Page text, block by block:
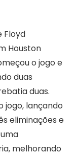
Floyd
Houston
o jogo e
duas
duas.
jogo, lançando
eliminações e
melhorando